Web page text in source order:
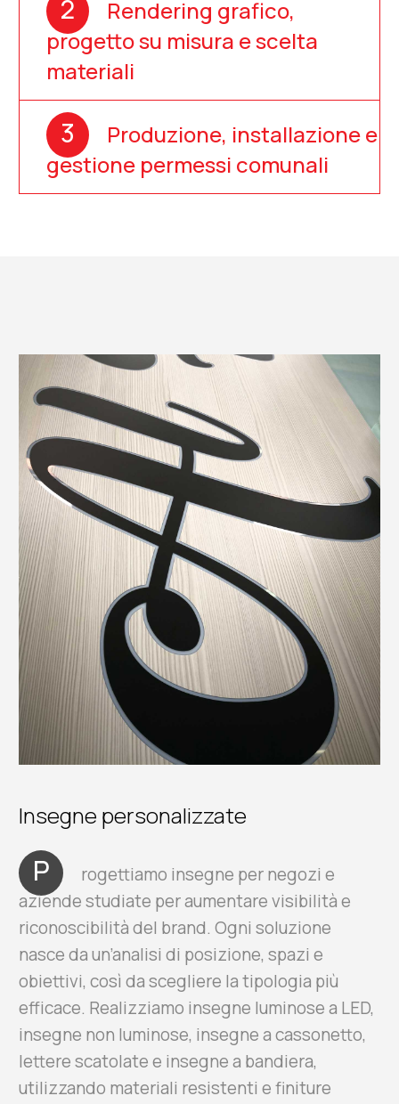
2
Rendering grafico,
progetto su misura e scelta
materiali
3
Produzione, installazione e
gestione permessi comunali
Insegne personalizzate
P
rogettiamo insegne per negozi e
aziende studiate per aumentare visibilità e
riconoscibilità del brand. Ogni soluzione
nasce da un’analisi di posizione, spazi e
obiettivi, così da scegliere la tipologia più
efficace. Realizziamo insegne luminose a LED,
insegne non luminose, insegne a cassonetto,
lettere scatolate e insegne a bandiera,
utilizzando materiali resistenti e finiture